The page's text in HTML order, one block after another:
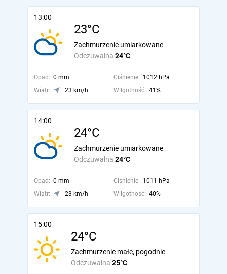
13:00
23°C
Odczuwalna 24°C
Zachmurzenie umiarkowane
Opad: 0 mm Ciśnienie: 1012 hPa
Wiatr:
23 km/h Wilgotność: 41%
14:00
24°C
Odczuwalna 24°C
Zachmurzenie umiarkowane
Opad: 0 mm Ciśnienie: 1011 hPa
Wiatr:
23 km/h Wilgotność: 40%
15:00
24°C
Odczuwalna 25°C
Zachmurzenie małe, pogodnie